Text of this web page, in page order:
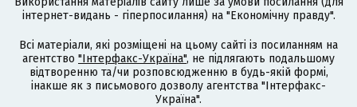
інтернет-видань - гіперпосилання) на "Економічну правду".
Всі матеріали, які розміщені на цьому сайті із посиланням на
агентство "Інтерфакс-Україна", не підлягають подальшому
відтворенню та/чи розповсюдженню в будь-якій формі,
інакше як з письмового дозволу агентства "Інтерфакс-
Україна".